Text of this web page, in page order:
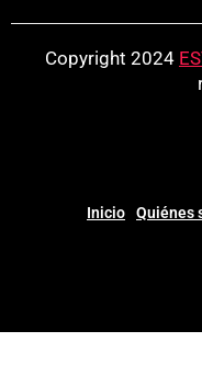
Copyright 2024
Inicio Quiénes